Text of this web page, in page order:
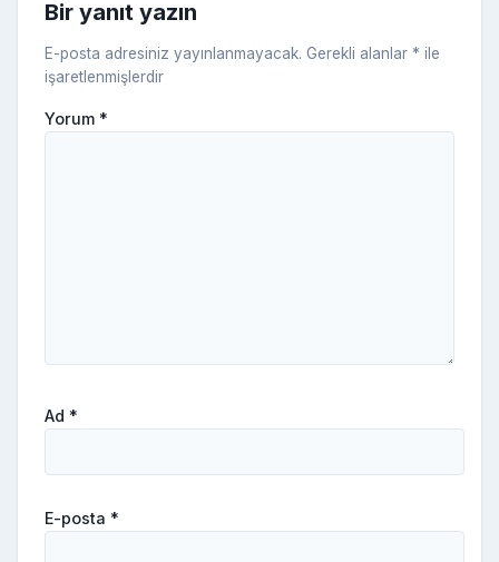
ki
Bir yanıt yazın
E-posta adresiniz yayınlanmayacak. Gerekli alanlar * ile
işaretlenmişlerdir
Yorum *
Ad *
E-posta *